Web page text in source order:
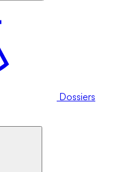
Dossiers